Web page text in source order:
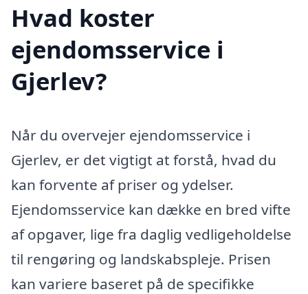
Hvad koster
ejendomsservice i
Gjerlev?
Når du overvejer ejendomsservice i
Gjerlev, er det vigtigt at forstå, hvad du
kan forvente af priser og ydelser.
Ejendomsservice kan dække en bred vifte
af opgaver, lige fra daglig vedligeholdelse
til rengøring og landskabspleje. Prisen
kan variere baseret på de specifikke